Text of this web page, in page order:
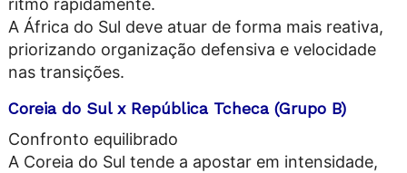
ritmo rapidamente.
A África do Sul deve atuar de forma mais reativa,
priorizando organização defensiva e velocidade
nas transições.
Coreia do Sul x República Tcheca (Grupo B)
Confronto equilibrado
A Coreia do Sul tende a apostar em intensidade,